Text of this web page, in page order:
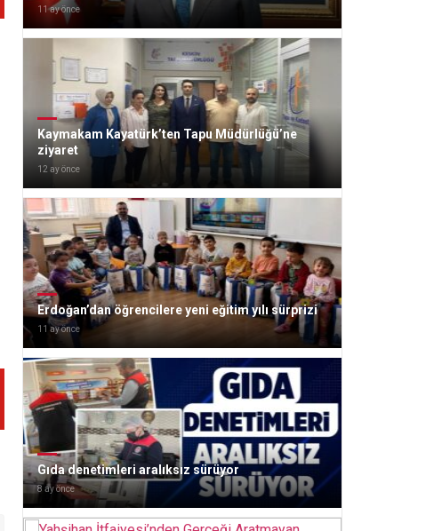
11 ay önce
Kaymakam Kayatürk’ten Tapu Müdürlüğü’ne
ziyaret
12 ay önce
Erdoğan’dan öğrencilere yeni eğitim yılı sürprizi
11 ay önce
Gıda denetimleri aralıksız sürüyor
8 ay önce